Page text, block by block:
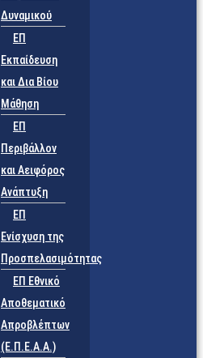
Δυναμικού
ΕΠ
Εκπαίδευση
και Δια Βίου
Μάθηση
ΕΠ
Περιβάλλον
και Αειφόρος
Ανάπτυξη
ΕΠ
Ενίσχυση της
Προσπελασιμότητας
ΕΠ Εθνικό
Αποθεματικό
Απροβλέπτων
(Ε.Π.Ε.Α.Α.)